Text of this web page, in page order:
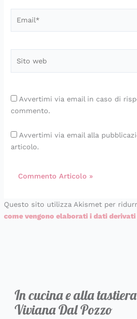
web
Avvertimi via email in caso di
commento.
Avvertimi via email alla
articolo.
Questo sito utilizza Akismet per
come vengono elaborati i dati
In cucina e alla
Viviana Dal Pozzo